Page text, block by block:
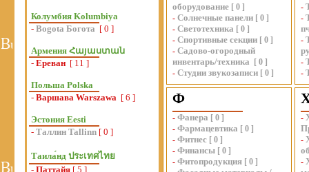
Колумбия Kolumbiya
- Bogota Богота [ 0 ]
Армения Հայաստան
- Ереван [ 11 ]
Польша Polska
- Варшава Warszawa [ 6 ]
Эстония Eesti
- Таллин Tallinn [ 0 ]
Таила́нд ประเทศไทย
- Паттайя [ 5 ]
оборудование [ 0 ]
- Солнечные панели [ 0 ]
- Светотехника [ 0 ]
- Спортивные секции [ 0 ]
- Садово-огородный
инвентарь/техника
[ 0 ]
- Студии звукозаписи [ 0 ]
-
-
-
-
-
Ф
- Фанера [ 0 ]
- Фармацевтика [ 0 ]
- Фитнес [ 0 ]
- Финансы [ 0 ]
- Фитопродукция [ 0 ]
-
-
-